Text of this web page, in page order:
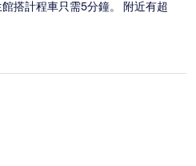
搭計程車只需5分鐘。 附近有超